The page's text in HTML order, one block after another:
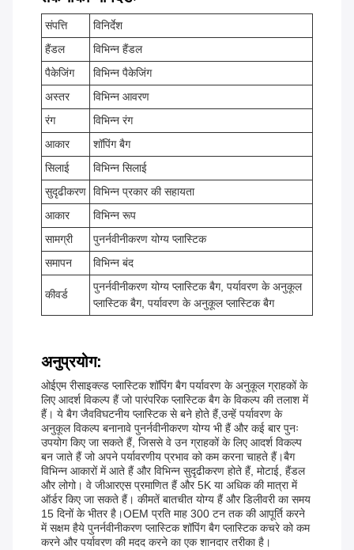
संपत्ति
विनिर्देश
हैंडल
विभिन्न हैंडल
पैकेजिंग
विभिन्न पैकेजिंग
अस्तर
विभिन्न आवरण
रंग
विभिन्न रंग
आकार
शॉपिंग बैग
सिलाई
विभिन्न सिलाई
सुदृढीकरण विभिन्न प्रकार की सहायता
आकार
विभिन्न रूप
सामग्री
पुनर्नवीनीकरण योग्य प्लास्टिक
समापन
विभिन्न बंद
कीवर्ड
पुनर्नवीनीकरण योग्य प्लास्टिक बैग, पर्यावरण के अनुकूल
प्लास्टिक बैग, पर्यावरण के अनुकूल प्लास्टिक बैग
अनुप्रयोग:
ओईएम रीसाइक्ल्ड प्लास्टिक शॉपिंग बैग पर्यावरण के अनुकूल ग्राहकों के
लिए आदर्श विकल्प हैं जो पारंपरिक प्लास्टिक बैग के विकल्प की तलाश में
हैं। ये बैग जैवविघटनीय प्लास्टिक से बने होते हैं,उन्हें पर्यावरण के
अनुकूल विकल्प बनानावे पुनर्नवीनीकरण योग्य भी हैं और कई बार पुनः
उपयोग किए जा सकते हैं, जिससे वे उन ग्राहकों के लिए आदर्श विकल्प
बन जाते हैं जो अपने पर्यावरणीय प्रभाव को कम करना चाहते हैं।बैग
विभिन्न आकारों में आते हैं और विभिन्न सुदृढीकरण होते हैं, मोटाई, हैंडल
और लोगो। वे जीआरएस प्रमाणित हैं और 5K या अधिक की मात्रा में
ऑर्डर किए जा सकते हैं। कीमतें बातचीत योग्य हैं और डिलीवरी का समय
15 दिनों के भीतर है।OEM प्रति माह 300 टन तक की आपूर्ति करने
में सक्षम हैये पुनर्नवीनीकरण प्लास्टिक शॉपिंग बैग प्लास्टिक कचरे को कम
करने और पर्यावरण की मदद करने का एक शानदार तरीका है।